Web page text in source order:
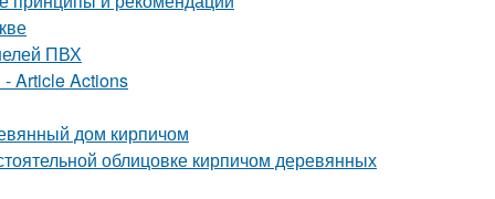
ПВХ
- Article Actions
дом кирпичом
облицовке кирпичом деревянных